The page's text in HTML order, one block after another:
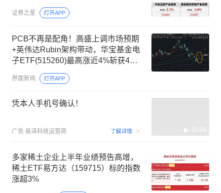
证券之星 打开APP
PCB不再是配角！高盛上调市场预期
+英伟达Rubin架构带动，华宝基金电
子ETF(515260)最高涨近4%斩获4连
界面新闻 打开APP
凭本人手机号确认！
广告 易泽科技运营商 了解详情 00:09
多家稀土企业上半年业绩预告高增，
稀土ETF易方达（159715）标的指数
涨超3%